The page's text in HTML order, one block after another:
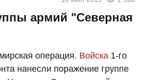
армий "Северная
операция. Войска 1-го
нанесли поражение группе